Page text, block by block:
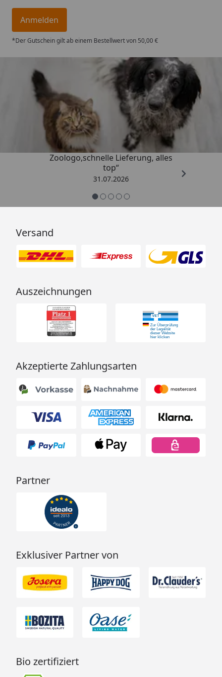
Anmelden
*Der Gutschein gilt ab einem Bestellwert von 50,00 €
Trusted Shops
4,74/ 5
„Gute Erfahrung mit
Zoologo,schnelle Lieferung, alles
top“
31.07.2026
Versand
Auszeichnungen
Akzeptierte Zahlungsarten
Partner
Exklusiver Partner von
Bio zertifiziert